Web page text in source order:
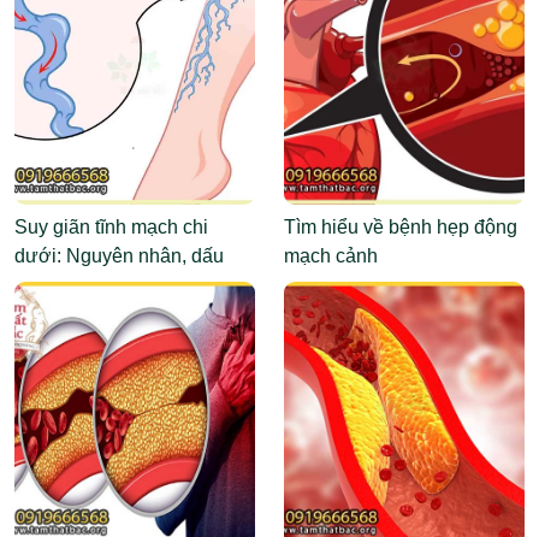
Suy giãn tĩnh mạch chi
dưới: Nguyên nhân, dấu
hiệu, cách điều trị
Tìm hiểu về bệnh hẹp động
mạch cảnh